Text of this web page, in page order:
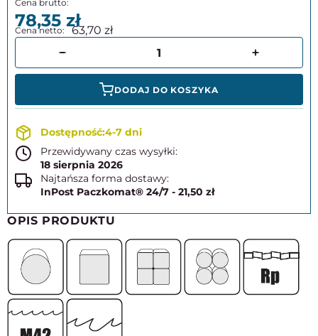
78,35 63,70
DODAJ DO KOSZYKA
4-7 dni
Przewidywany czas wysyłki:
18 sierpnia 2026
Najtańsza forma dostawy:
InPost Paczkomat® 24/7 - 21,50 zł
OPIS PRODUKTU